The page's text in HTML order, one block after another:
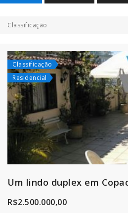
Classificação
Classificação
Residencial
Um lindo duplex em
R$2.500.000,00